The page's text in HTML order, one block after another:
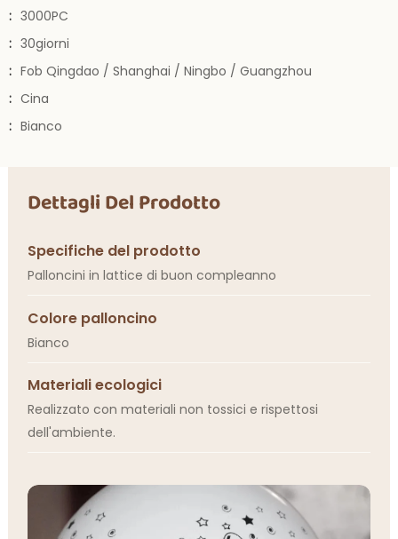
: 3000PC
: 30giorni
: Fob Qingdao / Shanghai / Ningbo / Guangzhou
: Cina
: Bianco
Dettagli Del Prodotto
Specifiche del prodotto
Palloncini in lattice di buon compleanno
Colore palloncino
Bianco
Materiali ecologici
Realizzato con materiali non tossici e rispettosi
dell'ambiente.